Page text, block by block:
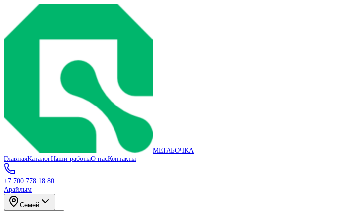
МЕГАБОЧКА
ГлавнаяКаталогНаши работыО насКонтакты
+7 700 778 18 80
Арайлым
Семей